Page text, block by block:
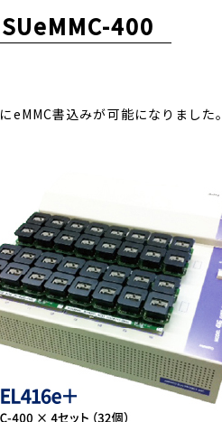
400
eMMC書込みが可能になりました。